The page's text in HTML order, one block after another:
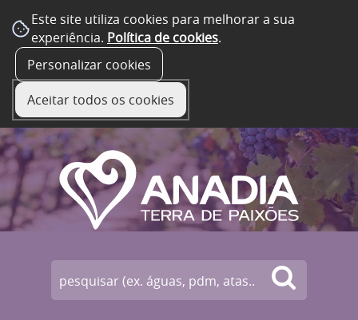
Este site utiliza cookies para melhorar a sua
experiência. Política de cookies.
Personalizar cookies
Aceitar todos os cookies